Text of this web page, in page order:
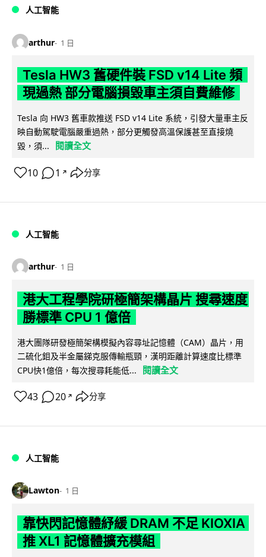
人工智能
arthur 1 日
Tesla HW3 舊硬件裝 FSD v14 Lite 頻
現過熱 部分電腦損毀車主須自費維修
Tesla 向 HW3 舊車款推送 FSD v14 Lite 系統，引發大量車主反
映自動駕駛電腦嚴重過熱，部分更觸發高溫保護甚至直接燒
毀，須...
閱讀全文
10 1 ↗ 分享
人工智能
arthur 1 日
港大工程學院研極簡架構晶片 搜尋速度
勝標準 CPU 1 億倍
港大團隊研發極簡架構模擬內容尋址記憶體（CAM）晶片，用
二硫化鉬及半金屬銻克服傳輸瓶頸，漢明距離計算速度比標準
CPU快1億倍，每次搜尋耗能低...
閱讀全文
43 20 ↗ 分享
人工智能
Lawton 1 日
靠快閃記憶體紓緩 DRAM 不足 KIOXIA
推 XL1 記憶體擴充模組